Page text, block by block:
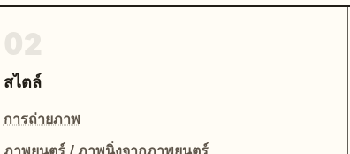
สไตล์
การถ่ายภาพ
ภาพยนตร์ / ภาพนิ่งจากภาพยนตร์